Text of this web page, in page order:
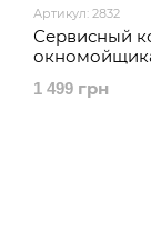
Артикул: 2832
Сервисный
1 499 грн